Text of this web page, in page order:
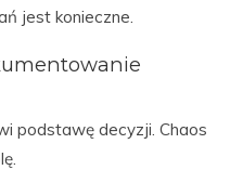
jest konieczne.
podstawę decyzji. Chaos